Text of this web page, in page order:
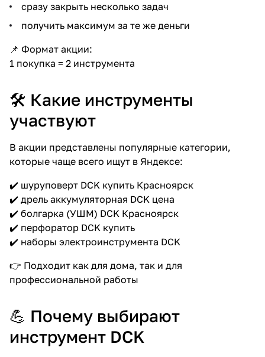
сразу закрыть несколько задач
получить максимум за те же деньги
📌 Формат акции:
1 покупка = 2 инструмента
🛠 Какие инструменты
участвуют
В акции представлены популярные категории,
которые чаще всего ищут в Яндексе:
✔️ шуруповерт DCK купить Красноярск
✔️ дрель аккумуляторная DCK цена
✔️ болгарка (УШМ) DCK Красноярск
✔️ перфоратор DCK купить
✔️ наборы электроинструмента DCK
👉 Подходит как для дома, так и для
профессиональной работы
💪 Почему выбирают
инструмент DCK
раз в 2 недели